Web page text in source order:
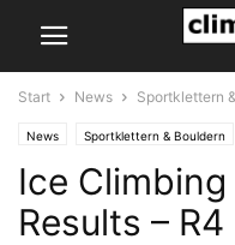
Start News Sportklettern
News Sportklettern & Bouldern
Ice
Results – R4